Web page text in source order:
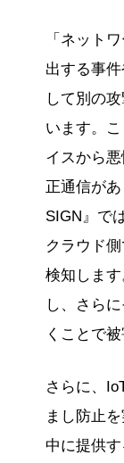
「ネット
出する事
して別の
います。
イスから
正通信が
SIGN』で
クラウド
検知しま
し、さら
くことで
さらに、
まし防止
中に提供